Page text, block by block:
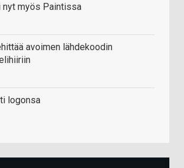
nyt myös Paintissa
avoimen lähdekoodin
logonsa